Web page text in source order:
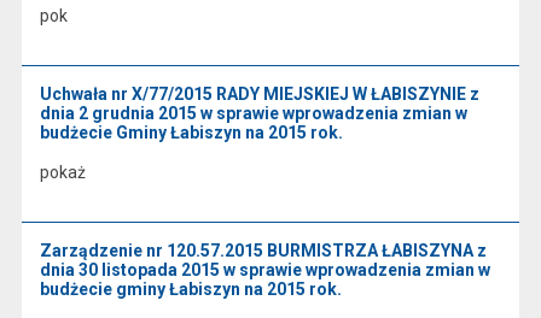
pok
Uchwała nr X/77/2015 RADY MIEJSKIEJ W ŁABISZYNIE z
dnia 2 grudnia 2015 w sprawie wprowadzenia zmian w
budżecie Gminy Łabiszyn na 2015 rok.
pokaż
Zarządzenie nr 120.57.2015 BURMISTRZA ŁABISZYNA z
dnia 30 listopada 2015 w sprawie wprowadzenia zmian w
budżecie gminy Łabiszyn na 2015 rok.